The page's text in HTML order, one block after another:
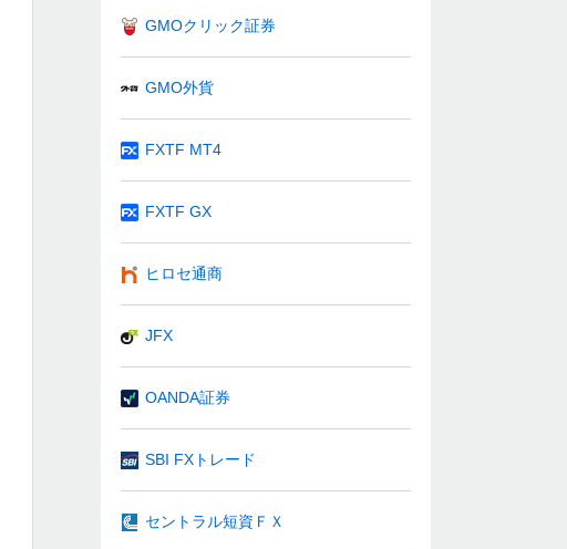
GMOクリック証券
GMO外貨
FXTF MT4
FXTF GX
ヒロセ通商
JFX
OANDA証券
SBI FXトレード
セントラル短資ＦＸ